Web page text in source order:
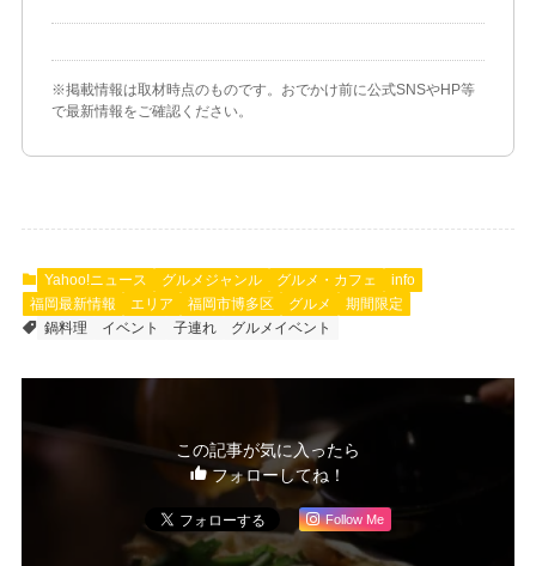
※掲載情報は取材時点のものです。おでかけ前に公式SNSやHP等
で最新情報をご確認ください。
Yahoo!ニュース グルメジャンル グルメ・カフェ
info
福岡最新情報
エリア 福岡市博多区 グルメ
期間限定
鍋料理
イベント 子連れ グルメイベント
この記事が気に入ったら
フォローしてね！
Follow Me